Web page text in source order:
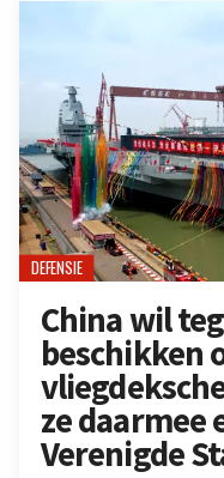
DEFENSIE
China wil
beschikken
ze daarmee
Verenigde